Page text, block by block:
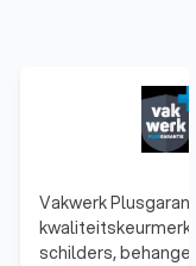
Vakwerk
kwaliteitskeurmerk
schilders,